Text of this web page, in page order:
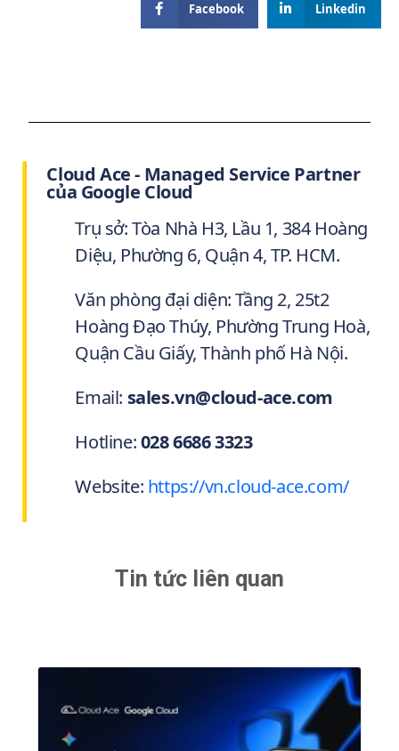
Facebook Linkedin
Cloud Ace - Managed Service Partner
của Google Cloud
Trụ sở: Tòa Nhà H3, Lầu 1, 384 Hoàng
Diệu, Phường 6, Quận 4, TP. HCM.
Văn phòng đại diện: Tầng 2, 25t2
Hoàng Đạo Thúy, Phường Trung Hoà,
Quận Cầu Giấy, Thành phố Hà Nội.
Email: sales.vn@cloud-ace.com
Hotline:028 6686 3323
Website: https://vn.cloud-ace.com/
Tin tức liên quan